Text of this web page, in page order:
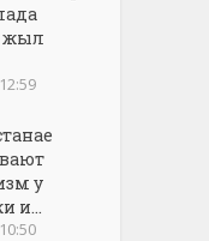
жыл
у
и...